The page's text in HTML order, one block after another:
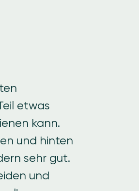
etwas
kann.
und hinten
sehr gut.
und